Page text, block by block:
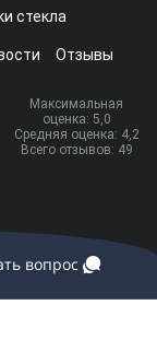
стекла
Отзывы
Максимальная
оценка: 5,0
Средняя оценка: 4,2
Всего отзывов: 49
onix.byвопрос